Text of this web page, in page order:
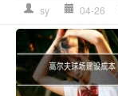
sy 04-26